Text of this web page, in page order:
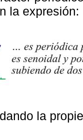
la expresión:
la